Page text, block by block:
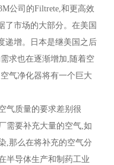
公司的Filtrete,和更高效
了市场的大部分。在美国
递增。日本是继美国之后
求也在逐渐增加,随着空
气净化器将有一个巨大
气质量的要求差别很
需要补充大量的空气,如
,那么在将补充的空气分
半导体生产和制药工业